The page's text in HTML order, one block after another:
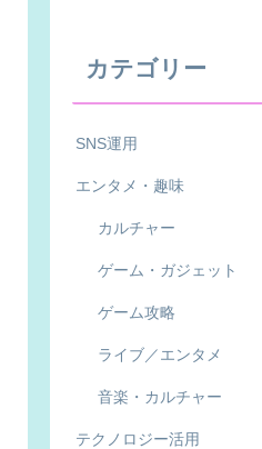
カテゴリー
SNS運用
エンタメ・趣味
カルチャー
ゲーム・ガジェット
ゲーム攻略
ライブ／エンタメ
音楽・カルチャー
テクノロジー活用